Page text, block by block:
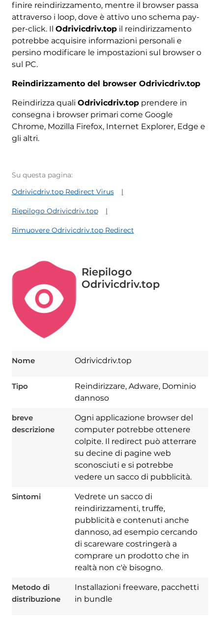
finire reindirizzamento, mentre il browser passa
attraverso i loop, dove è attivo uno schema pay-
per-click. Il Odrivicdriv.topil reindirizzamento
potrebbe acquisire informazioni personali e
persino modificare le impostazioni sul browser o
sul PC.
Reindirizzamento del browser Odrivicdriv.top
Reindirizza quali Odrivicdriv.topprendere in
consegna i browser primari come Google
Chrome, Mozilla Firefox, Internet Explorer, Edge e
gli altri.
Su questa pagina:
Odrivicdriv.top Redirect Virus
Riepilogo Odrivicdriv.top
Rimuovere Odrivicdriv.top Redirect
Riepilogo
Odrivicdriv.top
Nome Odrivicdriv.top
Tipo
Reindirizzare, Adware, Dominio
dannoso
breve
descrizione
Ogni applicazione browser del
computer potrebbe ottenere
colpite. Il redirect può atterrare
su decine di pagine web
sconosciuti e si potrebbe
vedere un sacco di pubblicità.
Sintomi
Vedrete un sacco di
reindirizzamenti, truffe,
pubblicità e contenuti anche
dannoso, ad esempio cercando
di scareware costringerà a
comprare un prodotto che in
realtà non c'è bisogno.
Metodo di
distribuzione
Installazioni freeware, pacchetti
in bundle
Download
Spy Hunter